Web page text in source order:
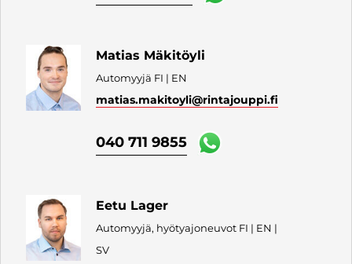
Matias Mäkitöyli
Automyyjä FI | EN
matias.makitoyli@rintajouppi.fi
040 711 9855
Eetu Lager
Automyyjä, hyötyajoneuvot FI | EN |
SV